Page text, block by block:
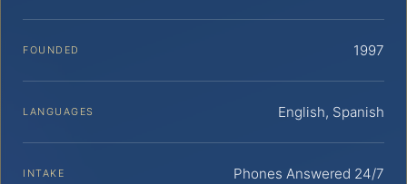
FOUNDED 1997
LANGUAGES English, Spanish
INTAKE Phones Answered 24/7